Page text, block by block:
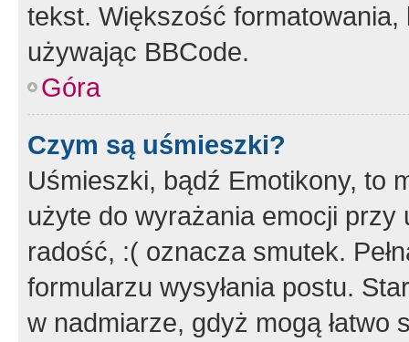
tekst. Większość
używając BBCode.
Góra
Czym są uśmieszki?
Uśmieszki, bądź Emotikony, to
użyte do wyrażania emocji
radość, :( oznacza smutek.
formularzu wysyłania postu.
w nadmiarze, gdyż mogą